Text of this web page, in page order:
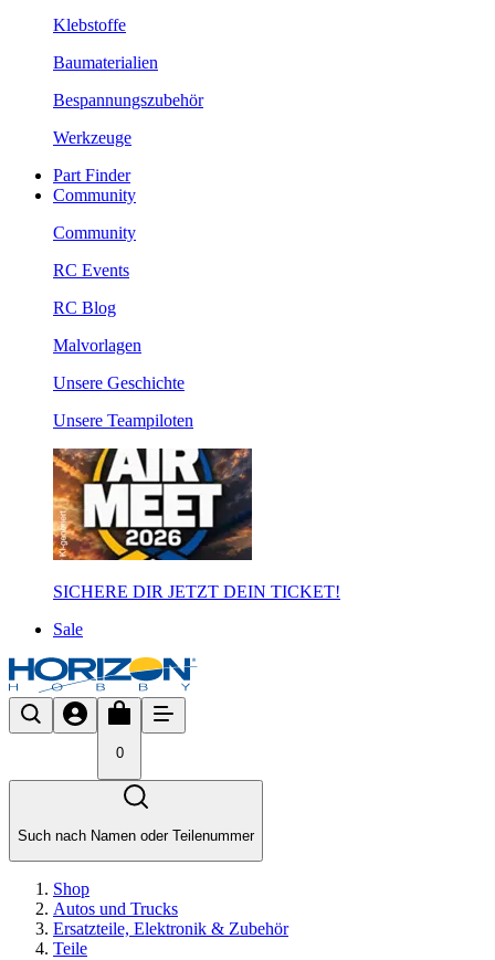
Klebstoffe
Baumaterialien
Bespannungszubehör
Werkzeuge
Part Finder
Community
Community
RC Events
RC Blog
Malvorlagen
Unsere Geschichte
Unsere Teampiloten
SICHERE DIR JETZT DEIN TICKET!
Sale
0
Such nach Namen oder Teilenummer
Shop
Autos und Trucks
Ersatzteile, Elektronik & Zubehör
Teile